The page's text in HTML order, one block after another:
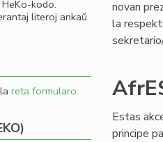
novan
la
Estas
principe
kodo.
literoj ankaŭ
reta formularo.